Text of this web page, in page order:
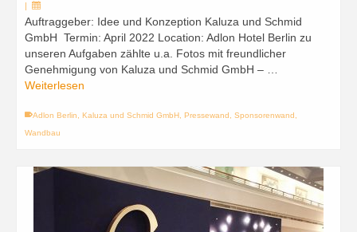
|
Auftraggeber: Idee und Konzeption Kaluza und Schmid
GmbH Termin: April 2022 Location: Adlon Hotel Berlin zu
unseren Aufgaben zählte u.a. Fotos mit freundlicher
Genehmigung von Kaluza und Schmid GmbH – …
Weiterlesen
Adlon Berlin Kaluza und Schmid GmbH Pressewand Sponsorenwand
Wandbau